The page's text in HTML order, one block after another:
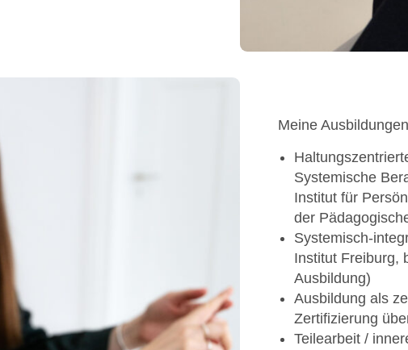
Meine
Systemische
Institut für
der
Systemisch-
Institut Freiburg,
Ausbildung)
Ausbildung als
Zertifizierung
Teilearbeit /